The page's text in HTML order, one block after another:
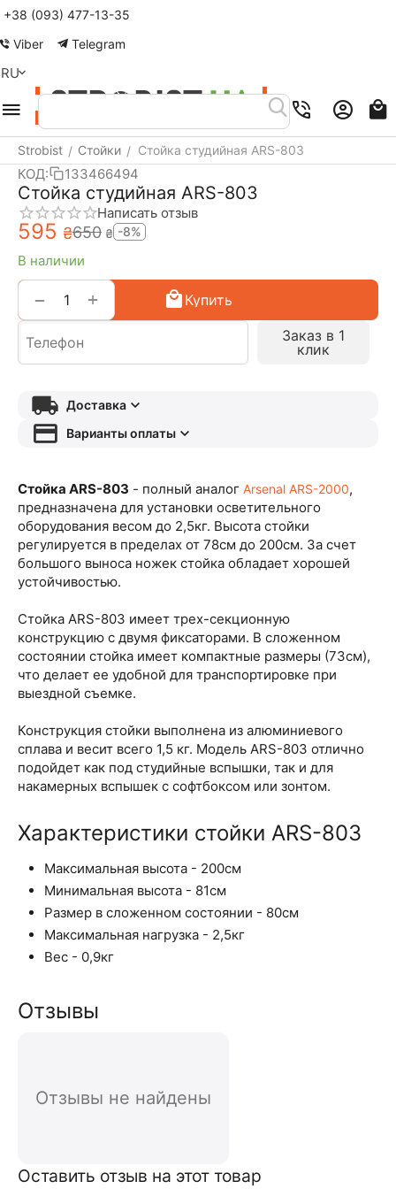
+38 (093) 477-13-35
Viber
Telegram
RU
Strobist / Стойки / Стойка студийная ARS-803
КОД: 133466494
Стойка студийная ARS-803
Написать отзыв
‍595‍ ₴‍650‍ ₴ -8%
В наличии
+
−
Купить
Заказ в 1
клик
Доставка
Варианты оплаты
Стойка ARS-803 - полный аналог Arsenal ARS-2000,
предназначена для установки осветительного
оборудования весом до 2,5кг. Высота стойки
регулируется в пределах от 78см до 200см. За счет
большого выноса ножек стойка обладает хорошей
устойчивостью.
Стойка ARS-803 имеет трех-секционную
конструкцию с двумя фиксаторами. В сложенном
состоянии стойка имеет компактные размеры (73см),
что делает ее удобной для транспортировке при
выездной съемке.
Конструкция стойки выполнена из алюминиевого
сплава и весит всего 1,5 кг. Модель ARS-803 отлично
подойдет как под студийные вспышки, так и для
накамерных вспышек с софтбоксом или зонтом.
Характеристики стойки ARS-803
Максимальная высота - 200см
Минимальная высота - 81см
Размер в сложенном состоянии - 80см
Максимальная нагрузка - 2,5кг
Вес - 0,9кг
Отзывы
Отзывы не найдены
Оставить отзыв на этот товар
Меню